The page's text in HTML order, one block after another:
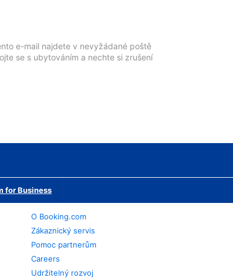
e-mail najdete v nevyžádané poště
se s ubytováním a nechte si zrušení
for Business
O Booking.com
Zákaznický servis
Pomoc partnerům
Careers
Udržitelný rozvoj